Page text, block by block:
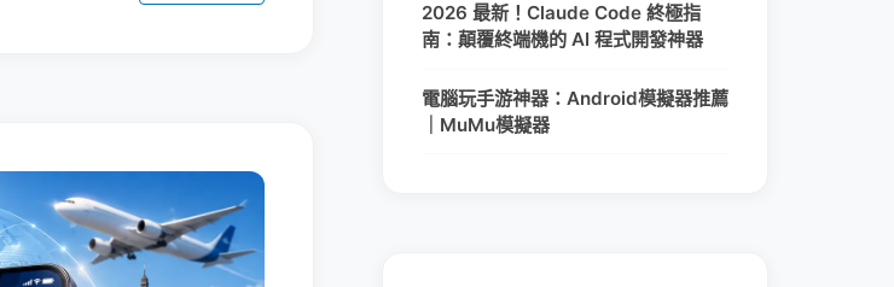
2026 最新！Claude Code 終極指
南：顛覆終端機的 AI 程式開發神器
電腦玩手游神器：Android模擬器推薦
｜MuMu模擬器